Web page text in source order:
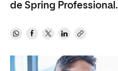
de Spring Professional.